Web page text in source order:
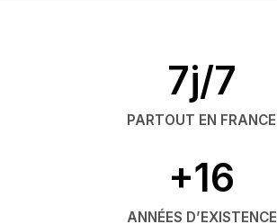
7j/7
PARTOUT EN FRANCE
+16
ANNÉES D’EXISTENCE